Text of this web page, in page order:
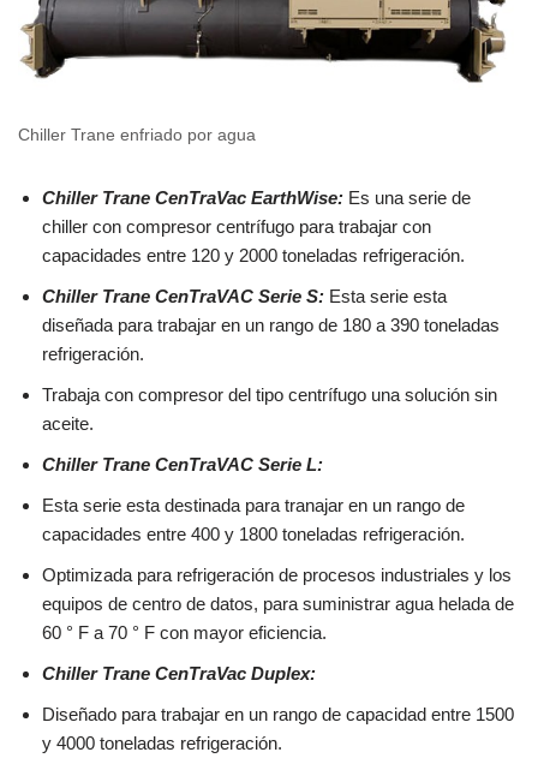
Chiller Trane enfriado por agua
Chiller Trane CenTraVac EarthWise: Es una serie de
chiller con compresor centrífugo para trabajar con
capacidades entre 120 y 2000 toneladas refrigeración.
Chiller Trane CenTraVAC Serie S: Esta serie esta
diseñada para trabajar en un rango de 180 a 390 toneladas
refrigeración.
Trabaja con compresor del tipo centrífugo una solución sin
aceite.
Chiller Trane CenTraVAC Serie L:
Esta serie esta destinada para tranajar en un rango de
capacidades entre 400 y 1800 toneladas refrigeración.
Optimizada para refrigeración de procesos industriales y los
equipos de centro de datos, para suministrar agua helada de
60 ° F a 70 ° F con mayor eficiencia.
Chiller Trane CenTraVac Duplex:
Diseñado para trabajar en un rango de capacidad entre 1500
y 4000 toneladas refrigeración.